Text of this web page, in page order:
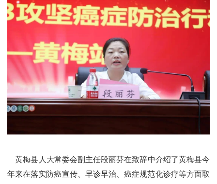
黄梅县人大常委会副主任段丽芬在致辞中介绍了黄梅县今
年来在落实防癌宣传、早诊早治、癌症规范化诊疗等方面取